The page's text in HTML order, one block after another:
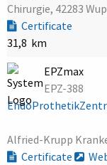
Chirurgie, 42283
Certificate
31,8 km
EPZmax
EPZ-388
Alfried-Krupp
Certificate